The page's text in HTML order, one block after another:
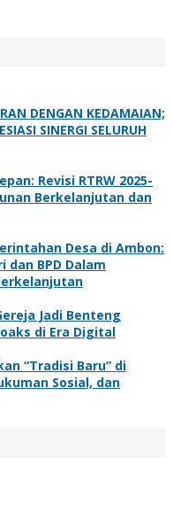
DENGAN KEDAMAIAN;
SINERGI SELURUH
Revisi RTRW 2025-
Berkelanjutan dan
Desa di Ambon:
dan BPD Dalam
Jadi Benteng
di Era Digital
“Tradisi Baru” di
Sosial, dan